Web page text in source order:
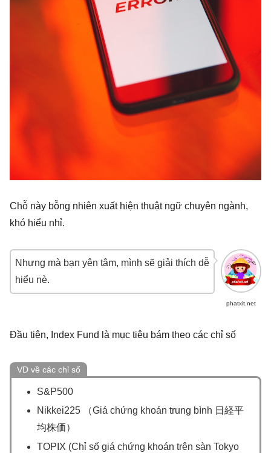
Chỗ này bỗng nhiên xuất hiện thuật ngữ chuyên ngành,
khó hiểu nhỉ.
phatxit.net
Nhưng mà bạn yên tâm, mình sẽ giải thích dễ
hiểu nè.
Đầu tiên, Index Fund là mục tiêu bám theo các chỉ số
VD về các chỉ số
S&P500
Nikkei225 （Giá chứng khoán trung bình 日経平
均株価）
TOPIX (Chỉ số giá chứng khoán trên sàn Tokyo